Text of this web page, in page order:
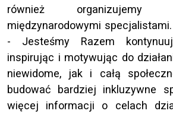
również
międzynarodowymi
- Jesteśmy Razem
inspirując i motywując do
niewidome, jak i całą
budować bardziej inkluzywne
więcej informacji o celach